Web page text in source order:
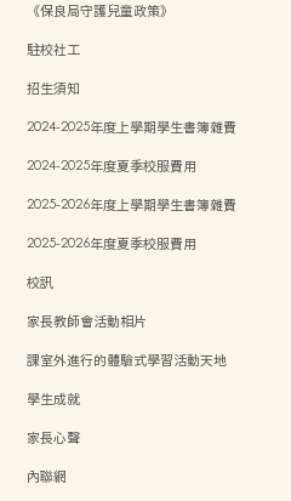
《保良局守護兒童政策》
駐校社工
招生須知
2024-2025年度上學期學生書簿雜費
2024-2025年度夏季校服費用
2025-2026年度上學期學生書簿雜費
2025-2026年度夏季校服費用
校訊
家長教師會活動相片
課室外進行的體驗式學習活動天地
學生成就
家長心聲
內聯網